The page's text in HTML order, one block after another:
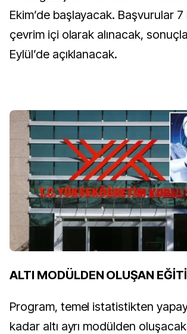
Ekim’de başlayacak. Başvurular 7
çevrim içi olarak alınacak,
Eylül’de açıklanacak.
ALTI MODÜLDEN OLUŞAN
Program, temel istatistikten
kadar altı ayrı modülden oluşacak.